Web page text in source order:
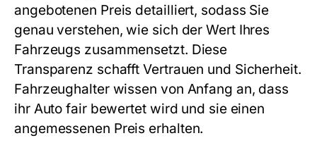
angebotenen Preis detailliert, sodass Sie
genau verstehen, wie sich der Wert Ihres
Fahrzeugs zusammensetzt. Diese
Transparenz schafft Vertrauen und Sicherheit.
Fahrzeughalter wissen von Anfang an, dass
ihr Auto fair bewertet wird und sie einen
angemessenen Preis erhalten.